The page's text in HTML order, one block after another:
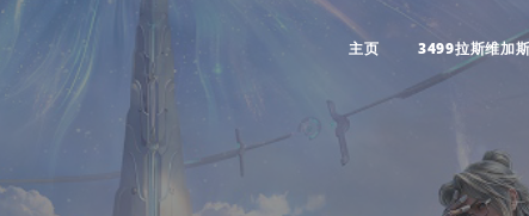
主页 3499拉斯维加